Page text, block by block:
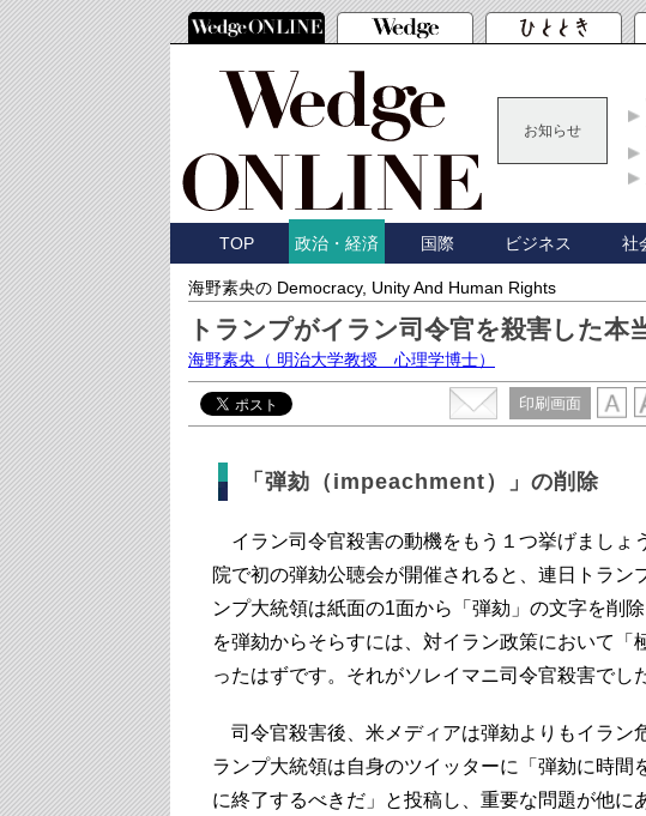
お知らせ
TOP 政治・経済 国際 ビジネス 社
海野素央の Democracy, Unity And Human Rights
トランプがイラン司令官を殺害した本
海野素央 （ 明治大学教授 心理学博士）
印刷画面
「弾劾（impeachment）」の削除
イラン司令官殺害の動機をもう１つ挙げましょ
院で初の弾劾公聴会が開催されると、連日トラン
ンプ大統領は紙面の1面から「弾劾」の文字を削
を弾劾からそらすには、対イラン政策において
ったはずです。それがソレイマニ司令官殺害でし
司令官殺害後、米メディアは弾劾よりもイラン
ランプ大統領は自身のツイッターに「弾劾に時間
に終了するべきだ」と投稿し、重要な問題が他に